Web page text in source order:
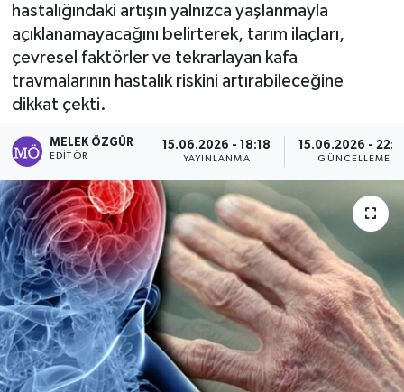
hastalığındaki artışın yalnızca yaşlanmayla
açıklanamayacağını belirterek, tarım ilaçları,
çevresel faktörler ve tekrarlayan kafa
travmalarının hastalık riskini artırabileceğine
dikkat çekti.
MELEK ÖZGÜR
EDITÖR
15.06.2026 - 18:18
YAYINLANMA
15.06.2026 -
GÜNCELLEME
Politika
Sağlık
Spor
Tarih - Kültür - Sanat - Turizm
Yaşam
Haber Arşivi